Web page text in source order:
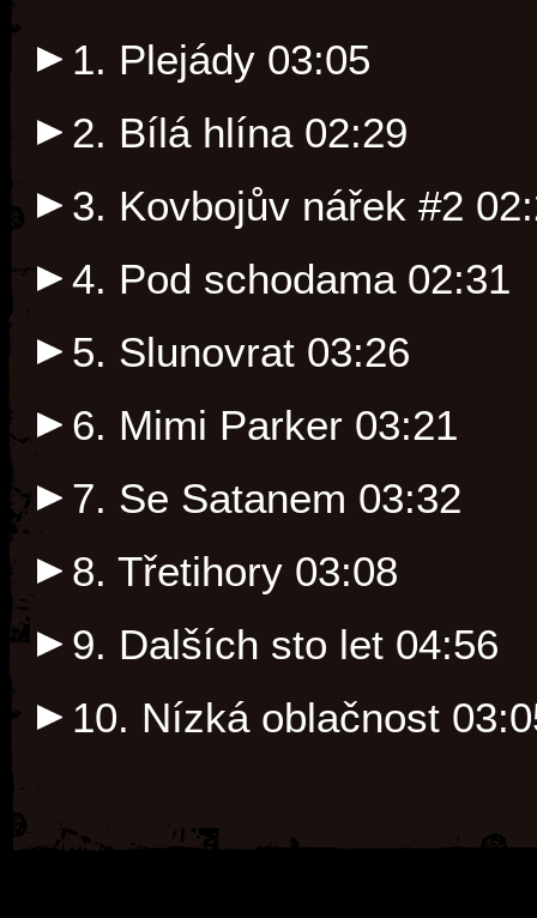
1. Plejády 03:05
2. Bílá hlína 02:29
3. Kovbojův nářek #2
4. Pod schodama 02:31
5. Slunovrat 03:26
6. Mimi Parker 03:21
7. Se Satanem 03:32
8. Třetihory 03:08
9. Dalších sto let 04:56
10. Nízká oblačnost